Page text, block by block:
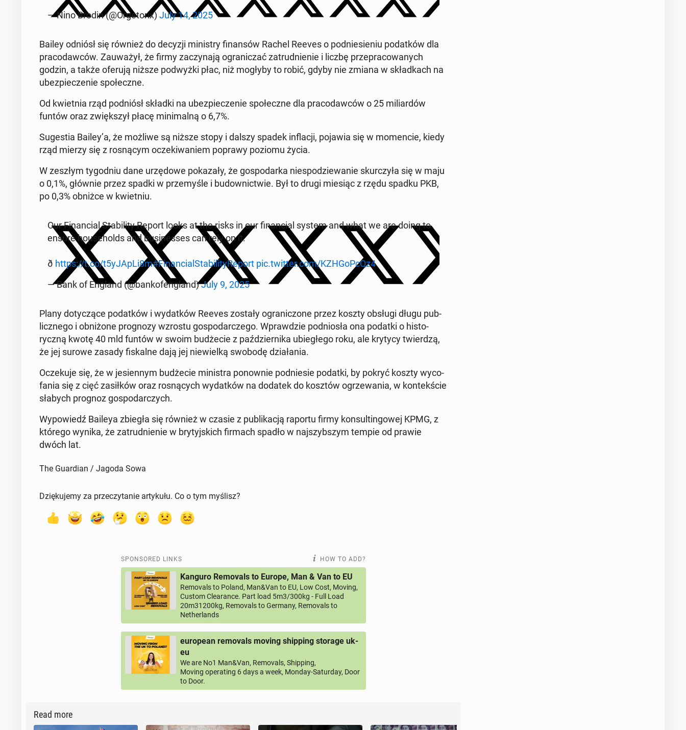
— Nino Brodin (@Orge­torix) July 14, 2025
Bailey odniósł się również do decyzji min­istry fi­nan­sów Rachel Reeves o pod­niesie­niu po­datków dla
pra­co­daw­ców. Za­uważył, że firmy za­czy­na­ją ograniczać za­trud­nie­nie i liczbę przepra­cow­anych
godzin, a także oferują niższe pod­wyż­ki płac, niż mogłyby to robić, gdyby nie zmiana w skład­kach na
ubez­piecze­nie społeczne.
Od kwiet­nia rząd pod­niósł składki na ubez­piecze­nie społeczne dla pra­co­daw­ców o 25 mil­iardów
funtów oraz zwięk­szył płacę min­i­mal­ną o 6,7%.
Sug­es­tia Bailey’a, że możliwe są niższe stopy i dalszy spadek in­flacji, pojawia się w mo­men­cie, kiedy
rząd mierzy się z ros­ną­cym oczeki­waniem poprawy poziomu życia.
W zeszłym ty­god­niu dane urzę­dowe pokaza­ły, że gospo­dar­ka niespodziewanie skur­czyła się w maju
o 0,1%, głównie przez spadki w prze­myśle i bu­down­ictwie. Był to drugi miesiąc z rzędu spadku PKB,
po 0,3% obniżce w kwiet­niu.
Our Fi­nan­cial Sta­bil­i­ty Report looks at the risks in our fi­nan­cial system and what we are doing to
ensure house­holds and busi­ness­es can rely on it.
ð https://t.co/t5yJApLi8m#Fi­nan­cial­Sta­bil­i­tyRe­port pic.twitter.com/KZH­GoPc­Qz4
— Bank of England (@bankofeng­land)July 9, 2025
Plany doty­czące po­datków i wydatków Reeves zostały ogranic­zone przez koszty obsługi długu pub­
licznego i ob­niżone prog­nozy wzrostu gospo­dar­czego. Wprawdzie pod­niosła ona podatki o his­to­
ryczną kwotę 40 mld funtów w swoim budże­cie z październi­ka ubiegłego roku, ale krytycy twierdzą,
że jej surowe zasady fiskalne dają jej niewielką swobodę dzi­ała­nia.
Oczeku­je się, że w je­si­en­nym budże­cie min­is­tra ponown­ie pod­niesie podatki, by pokryć koszty wyco­
fa­nia się z cięć za­siłków oraz ros­ną­cych wydatków na dodatek do kosztów ogrze­wa­nia, w kon­tekś­cie
słabych prognoz gospo­dar­czych.
Wypowiedź Baileya zbiegła się również w czasie z pub­likacją raportu firmy kon­sultin­gowej KPMG, z
którego wynika, że za­trud­nie­nie w bry­tyjs­kich firmach spadło w na­jszyb­szym tempie od prawie
dwóch lat.
The Guardian / Jagoda Sowa
Dziękujemy za przeczytanie artykułu. Co o tym myślisz?
SPONSORED LINKS HOW TO ADD?
Kanguro Removals to Europe, Man & Van to EU
Removals to Poland, Man&Van to EU, Low Cost, Moving,
Custom Clearance. Part load 5m3/300kg - Full Load
20m31200kg, Removals to Germany, Removals to
Netherlands
european removals moving shipping storage uk-
eu
We are No1 Man&Van, Removals, Shipping,
Moving operating 6 days a week, Monday-Saturday, Door
to Door.
Read more